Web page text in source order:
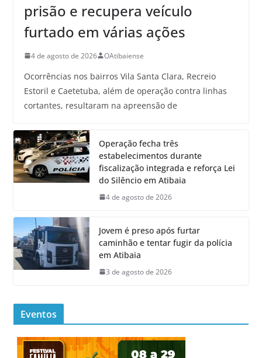
prisão e recupera veículo
furtado em várias ações
4 de agosto de 2026 OAtibaiense
Ocorrências nos bairros Vila Santa Clara, Recreio
Estoril e Caetetuba, além de operação contra linhas
cortantes, resultaram na apreensão de
Operação fecha três
estabelecimentos durante
fiscalização integrada e reforça Lei
do Silêncio em Atibaia
4 de agosto de 2026
Jovem é preso após furtar
caminhão e tentar fugir da polícia
em Atibaia
3 de agosto de 2026
Eventos